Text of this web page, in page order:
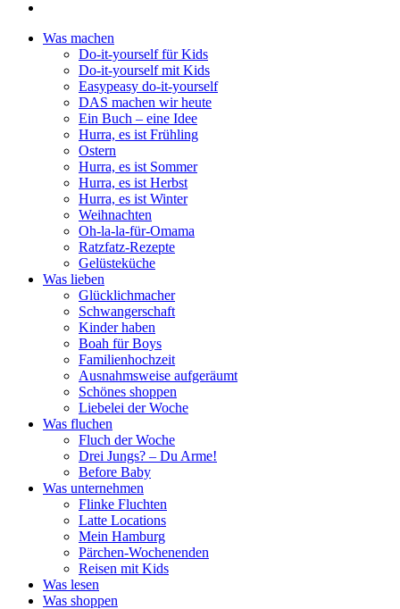
Was machen
Do-it-yourself für Kids
Do-it-yourself mit Kids
Easypeasy do-it-yourself
DAS machen wir heute
Ein Buch – eine Idee
Hurra, es ist Frühling
Ostern
Hurra, es ist Sommer
Hurra, es ist Herbst
Hurra, es ist Winter
Weihnachten
Oh-la-la-für-Omama
Ratzfatz-Rezepte
Gelüsteküche
Was lieben
Glücklichmacher
Schwangerschaft
Kinder haben
Boah für Boys
Familienhochzeit
Ausnahmsweise aufgeräumt
Schönes shoppen
Liebelei der Woche
Was fluchen
Fluch der Woche
Drei Jungs? – Du Arme!
Before Baby
Was unternehmen
Flinke Fluchten
Latte Locations
Mein Hamburg
Pärchen-Wochenenden
Reisen mit Kids
Was lesen
Was shoppen